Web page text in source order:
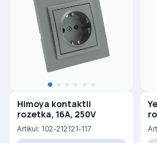
Himoya kontaktli
rozetka, 16A, 250V
Artikul: 102-212121-117